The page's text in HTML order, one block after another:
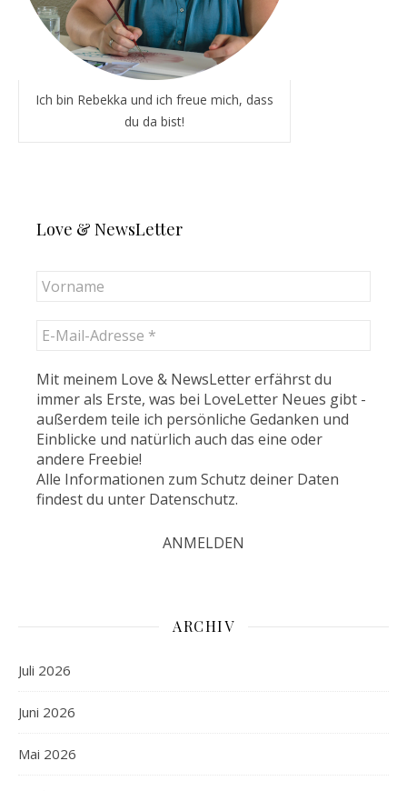
Ich bin Rebekka und ich freue mich, dass
du da bist!
Love & NewsLetter
Mit meinem Love & NewsLetter erfährst du
immer als Erste, was bei LoveLetter Neues gibt -
außerdem teile ich persönliche Gedanken und
Einblicke und natürlich auch das eine oder
andere Freebie!
Alle Informationen zum Schutz deiner Daten
findest du unter Datenschutz.
ARCHIV
Juli 2026
Juni 2026
Mai 2026